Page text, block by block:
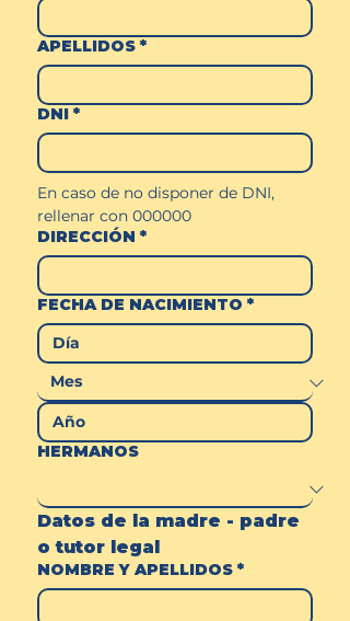
APELLIDOS *
DNI *
En caso de no disponer de DNI,
rellenar con 000000
DIRECCIÓN *
FECHA DE NACIMIENTO *
HERMANOS
Datos de la madre - padre
o tutor legal
NOMBRE Y APELLIDOS *